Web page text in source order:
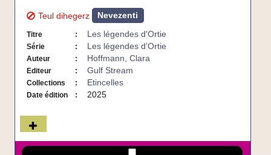
Teul dihegerz Nevezenti
Titre Les légendes d'Ortie
Série Les légendes d'Ortie
Auteur Hoffmann, Clara
Editeur Gulf Stream
Collections Etincelles
Date édition 2025